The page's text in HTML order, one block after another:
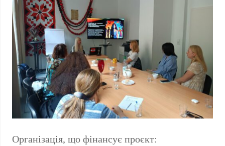
Організація, що фінансує проєкт: